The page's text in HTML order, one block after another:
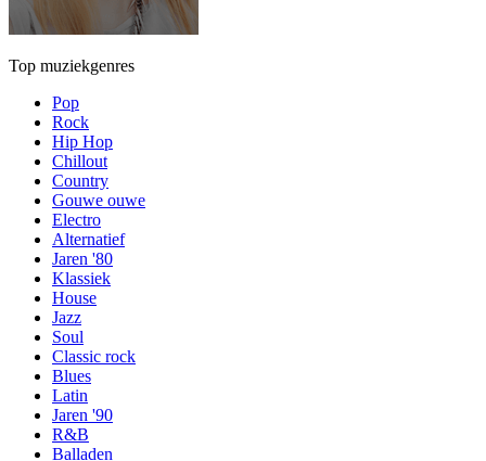
Top muziekgenres
Pop
Rock
Hip Hop
Chillout
Country
Gouwe ouwe
Electro
Alternatief
Jaren '80
Klassiek
House
Jazz
Soul
Classic rock
Blues
Latin
Jaren '90
R&B
Balladen